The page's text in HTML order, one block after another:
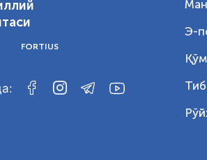
FORTIUS
Э-